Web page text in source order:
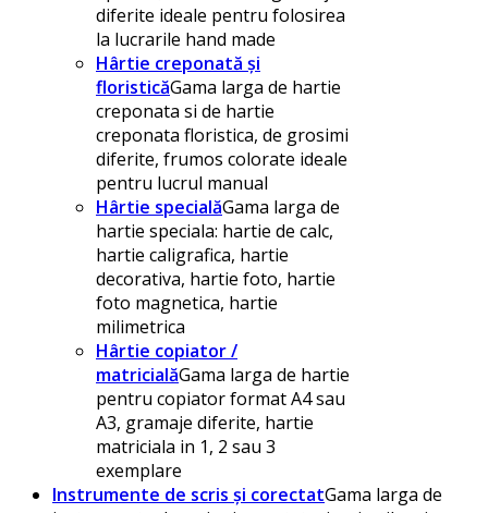
diferite ideale pentru folosirea
la lucrarile hand made
Hârtie creponată și
floristicăGama larga de hartie
creponata si de hartie
creponata floristica, de grosimi
diferite, frumos colorate ideale
pentru lucrul manual
Hârtie specialăGama larga de
hartie speciala: hartie de calc,
hartie caligrafica, hartie
decorativa, hartie foto, hartie
foto magnetica, hartie
milimetrica
Hârtie copiator /
matricialăGama larga de hartie
pentru copiator format A4 sau
A3, gramaje diferite, hartie
matriciala in 1, 2 sau 3
exemplare
Instrumente de scris și corectatGama larga de